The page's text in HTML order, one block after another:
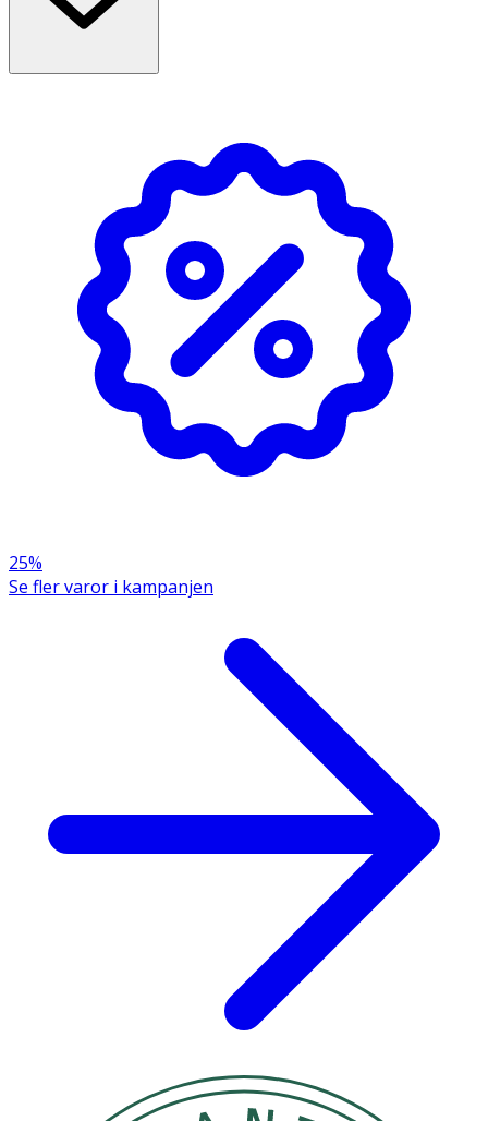
Innehåll
Cetyl Alcohol Isopropyl Myristate 1,2-Hexanediol
PCA Potassium PCA Sodium PCA Zinc PCA Tocopherol
Ascorbyl Glucoside Sodium Ascorbyl Phosphate
Niacinamide Folic Acid Sodium Riboflavin Phosphate
Cyanocobalamin Citric Acid Phenoxyethanol Sodium
Benzoate Potassium Sorbate.
25%
Se fler varor i kampanjen